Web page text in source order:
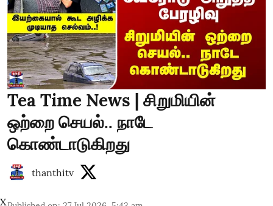
Tea Time News | சிறுமியின்
ஒற்றை செயல்.. நாடே
கொண்டாடுகிறது
thanthitv
X